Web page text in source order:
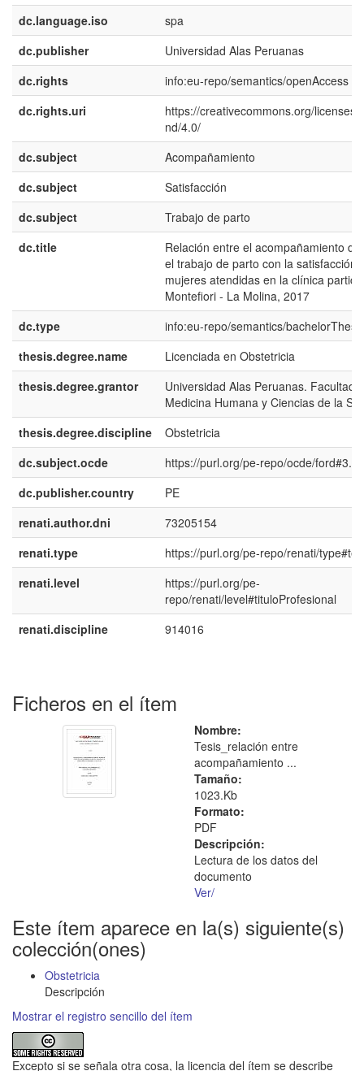
dc.language.iso
spa
dc.publisher
Universidad Alas Peruanas
dc.rights
info:eu-repo/semantics/openAccess
dc.rights.uri
https://creativecommons.org/licenses/
nd/4.0/
dc.subject
Acompañamiento
dc.subject
Satisfacción
dc.subject
Trabajo de parto
dc.title
Relación entre el acompañamiento
el trabajo de parto con la satisfacción
mujeres atendidas en la clínica
Montefiori - La Molina, 2017
dc.type
info:eu-repo/semantics/bachelorThesis
thesis.degree.name
Licenciada en Obstetricia
thesis.degree.grantor
Universidad Alas Peruanas. Facultad
Medicina Humana y Ciencias de la
thesis.degree.discipline
Obstetricia
dc.subject.ocde
https://purl.org/pe-repo/ocde/
dc.publisher.country
PE
renati.author.dni
73205154
renati.type
https://purl.org/pe-repo/renati/
renati.level
https://purl.org/pe-
repo/renati/level#tituloProfesional
renati.discipline
914016
Ficheros en el ítem
Nombre:
Tesis_relación entre
acompañamiento ...
Tamaño:
1023.Kb
Formato:
PDF
Descripción:
Lectura de los datos del
documento
Ver/
Este ítem aparece en la(s) siguiente(s)
colección(ones)
Obstetricia
Descripción
Mostrar el registro sencillo del ítem
Excepto si se señala otra cosa, la licencia del ítem se describe